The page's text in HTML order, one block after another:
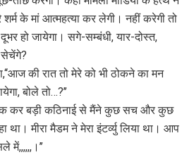
के मां आत्महत्या कर लेगी। नहीं करेगी तो
हो जायेगा। सगे-सम्बंधी, यार-दोस्त,
सेचेंगे?
की रात तो मेरे को भी ठोकने का मन
बोले तो…?’’
कर बड़ी कठिनाई से मैंने कुछ सच और कुछ
था। मीरा मैडम ने मेरा इंटर्व्यु लिया था। आप
में,,,,,,।’’